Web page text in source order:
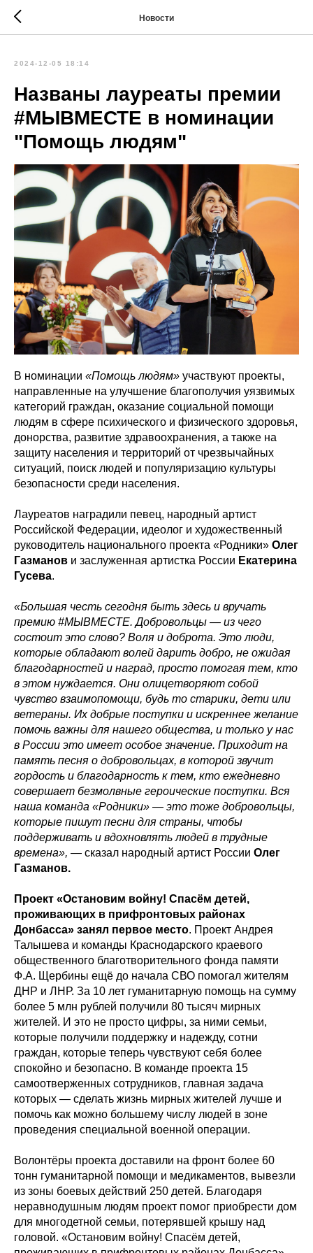
Новости
2024-12-05 18:14
Названы лауреаты премии
#МЫВМЕСТЕ в номинации
"Помощь людям"
В номинации «Помощь людям» участвуют проекты,
направленные на улучшение благополучия уязвимых
категорий граждан, оказание социальной помощи
людям в сфере психического и физического здоровья,
донорства, развитие здравоохранения, а также на
защиту населения и территорий от чрезвычайных
ситуаций, поиск людей и популяризацию культуры
безопасности среди населения.
Лауреатов наградили певец, народный артист
Российской Федерации, идеолог и художественный
руководитель национального проекта «Родники» Олег
Газманов и заслуженная артистка России Екатерина
Гусева.
«Большая честь сегодня быть здесь и вручать
премию #МЫВМЕСТЕ. Добровольцы — из чего
состоит это слово? Воля и доброта. Это люди,
которые обладают волей дарить добро, не ожидая
благодарностей и наград, просто помогая тем, кто
в этом нуждается. Они олицетворяют собой
чувство взаимопомощи, будь то старики, дети или
ветераны. Их добрые поступки и искреннее желание
помочь важны для нашего общества, и только у нас
в России это имеет особое значение. Приходит на
память песня о добровольцах, в которой звучит
гордость и благодарность к тем, кто ежедневно
совершает безмолвные героические поступки. Вся
наша команда «Родники» — это тоже добровольцы,
которые пишут песни для страны, чтобы
поддерживать и вдохновлять людей в трудные
времена», — сказал народный артист России Олег
Газманов.
Проект «Остановим войну! Спасём детей,
проживающих в прифронтовых районах
Донбасса» занял первое место. Проект Андрея
Талышева и команды Краснодарского краевого
общественного благотворительного фонда памяти
Ф.А. Щербины ещё до начала СВО помогал жителям
ДНР и ЛНР. За 10 лет гуманитарную помощь на сумму
более 5 млн рублей получили 80 тысяч мирных
жителей. И это не просто цифры, за ними семьи,
которые получили поддержку и надежду, сотни
граждан, которые теперь чувствуют себя более
спокойно и безопасно. В команде проекта 15
самоотверженных сотрудников, главная задача
которых — сделать жизнь мирных жителей лучше и
помочь как можно большему числу людей в зоне
проведения специальной военной операции.
Волонтёры проекта доставили на фронт более 60
тонн гуманитарной помощи и медикаментов, вывезли
из зоны боевых действий 250 детей. Благодаря
неравнодушным людям проект помог приобрести дом
для многодетной семьи, потерявшей крышу над
головой. «Остановим войну! Спасём детей,